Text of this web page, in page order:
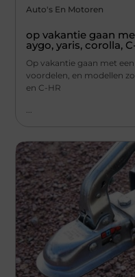
Auto's En Motoren
op vakantie gaan
aygo, yaris, corolla,
Op vakantie gaan met
voordelen, en modellen
en C-HR
...